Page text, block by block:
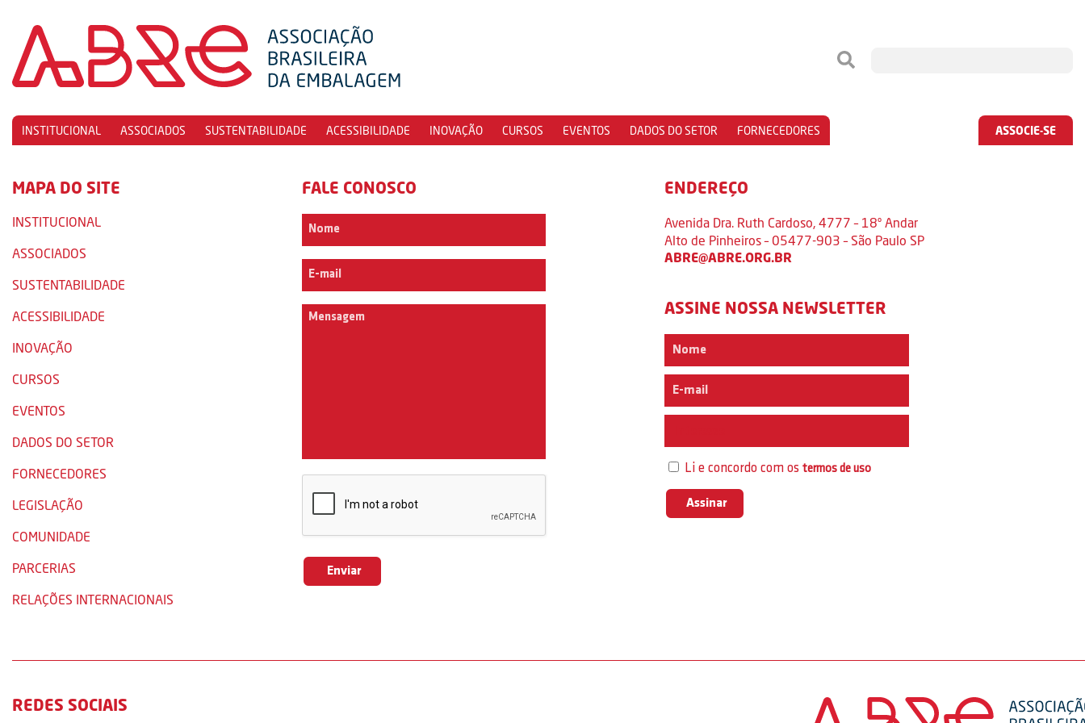
INSTITUCIONAL ASSOCIADOS SUSTENTABILIDADE ACESSIBILIDADE INOVAÇÃO CURSOS EVENTOS DADOS DO SETOR FORNECEDORES ASSOCIE-SE
MAPA DO SITE
INSTITUCIONAL
ASSOCIADOS
SUSTENTABILIDADE
ACESSIBILIDADE
INOVAÇÃO
CURSOS
EVENTOS
DADOS DO SETOR
FORNECEDORES
LEGISLAÇÃO
COMUNIDADE
PARCERIAS
RELAÇÕES INTERNACIONAIS
FALE CONOSCO ENDEREÇO
Avenida Dra. Ruth Cardoso, 4777 – 18º Andar
Alto de Pinheiros – 05477-903 – São Paulo SP
ABRE@ABRE.ORG.BR
ASSINE NOSSA NEWSLETTER
Li e concordo com ostermos de uso
REDES SOCIAIS